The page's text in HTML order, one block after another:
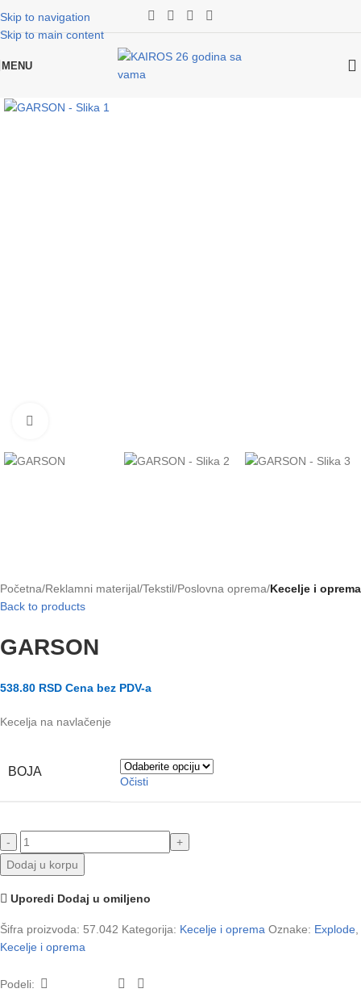
Skip to navigation
Skip to main content
MENU
Početna Reklamni materijal Tekstil Poslovna oprema Kecelje i oprema
Back to products
GARSON
538.80 RSD Cena bez PDV-a
Kecelja na navlačenje
BOJA
Očisti
Dodaj u korpu
Uporedi Dodaj u omiljeno
Šifra proizvoda: 57.042 Kategorija: Kecelje i oprema Oznake: Explode,
Kecelje i oprema
Podeli: